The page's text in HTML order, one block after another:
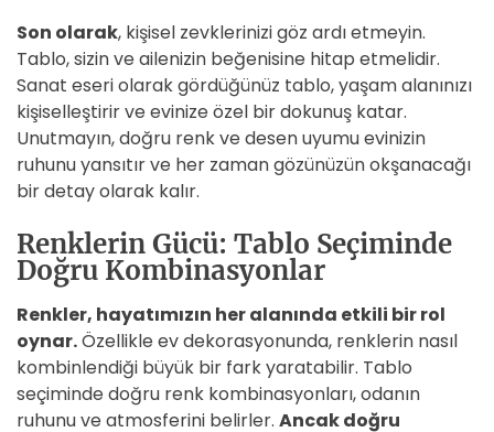
Son olarak, kişisel zevklerinizi göz ardı etmeyin.
Tablo, sizin ve ailenizin beğenisine hitap etmelidir.
Sanat eseri olarak gördüğünüz tablo, yaşam alanınızı
kişiselleştirir ve evinize özel bir dokunuş katar.
Unutmayın, doğru renk ve desen uyumu evinizin
ruhunu yansıtır ve her zaman gözünüzün okşanacağı
bir detay olarak kalır.
Renklerin Gücü: Tablo Seçiminde
Doğru Kombinasyonlar
Renkler, hayatımızın her alanında etkili bir rol
oynar.Özellikle ev dekorasyonunda, renklerin nasıl
kombinlendiği büyük bir fark yaratabilir. Tablo
seçiminde doğru renk kombinasyonları, odanın
ruhunu ve atmosferini belirler. Ancak doğru